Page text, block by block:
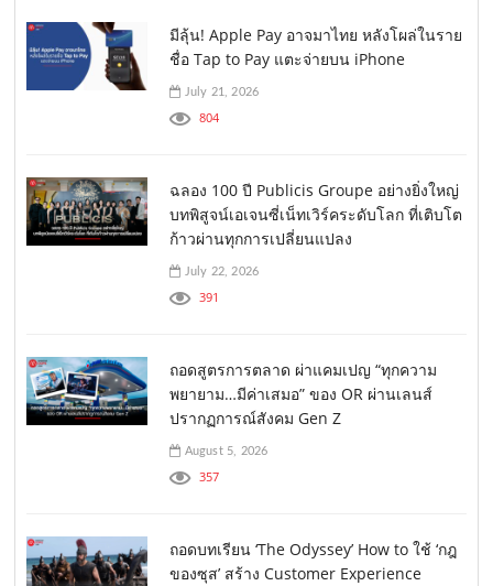
มีลุ้น! Apple Pay อาจมาไทย หลังโผล่ในราย
ชื่อ Tap to Pay แตะจ่ายบน iPhone
July 21, 2026
804
ฉลอง 100 ปี Publicis Groupe อย่างยิ่งใหญ่
บทพิสูจน์เอเจนซี่เน็ทเวิร์คระดับโลก ที่เติบโต
ก้าวผ่านทุกการเปลี่ยนแปลง
July 22, 2026
391
ถอดสูตรการตลาด ผ่าแคมเปญ “ทุกความ
พยายาม…มีค่าเสมอ” ของ OR ผ่านเลนส์
ปรากฏการณ์สังคม Gen Z
August 5, 2026
357
ถอดบทเรียน ‘The Odyssey’ How to ใช้ ‘กฎ
ของซุส’ สร้าง Customer Experience